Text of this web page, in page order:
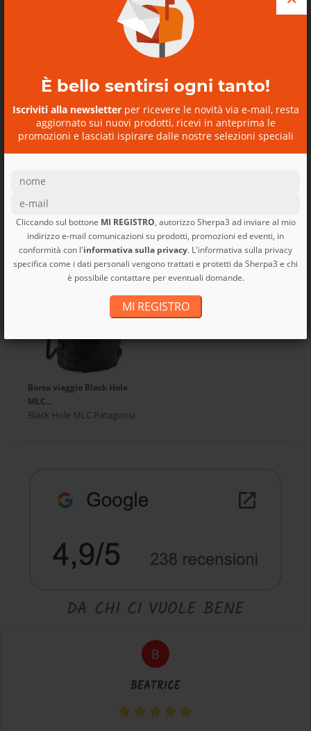
È bello sentirsi ogni tanto!
Iscriviti alla newsletterper ricevere le novità via e-mail, resta
aggiornato sui nuovi prodotti, ricevi in anteprima le
promozioni e lasciati ispirare dalle nostre selezioni speciali
Cliccando sul bottone MI REGISTRO, autorizzo Sherpa3 ad inviare al mio
indirizzo e-mail comunicazioni su prodotti, promozioni ed eventi, in
conformità con l'informativa sulla privacy. L'informativa sulla privacy
specifica come i dati personali vengono trattati e protetti da Sherpa3 e chi
è possibile contattare per eventuali domande.
MI REGISTRO
Ti potrebbe interessare anche
SCOPRI I NOSTRI BUONI
REGALO
Refugio Day Pack 26L
Refugio Day Pack 26L
Patagonia
Borsa viaggio Black Hole
MLC...
Black Hole MLC Patagonia
DA CHI CI VUOLE BENE
B
BEATRICE